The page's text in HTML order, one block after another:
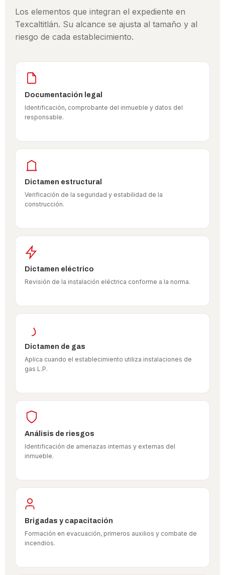
Los elementos que integran el expediente en
Texcaltitlán. Su alcance se ajusta al tamaño y al
riesgo de cada establecimiento.
Documentación legal
Identificación, comprobante del inmueble y datos del
responsable.
Dictamen estructural
Verificación de la seguridad y estabilidad de la
construcción.
Dictamen eléctrico
Revisión de la instalación eléctrica conforme a la norma.
Dictamen de gas
Aplica cuando el establecimiento utiliza instalaciones de
gas L.P.
Análisis de riesgos
Identificación de amenazas internas y externas del
inmueble.
Brigadas y capacitación
Formación en evacuación, primeros auxilios y combate de
incendios.